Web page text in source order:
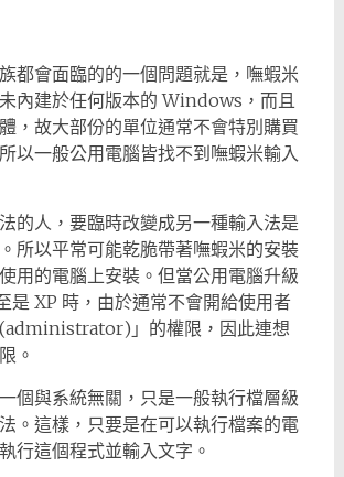
都會面臨的的一個問題就是，嘸蝦米
內建於任何版本的 Windows，而且
，故大部份的單位通常不會特別購買
以一般公用電腦皆找不到嘸蝦米輸入
的人，要臨時改變成另一種輸入法是
所以平常可能乾脆帶著嘸蝦米的安裝
用的電腦上安裝。但當公用電腦升級
是 XP 時，由於通常不會開給使用者
(administrator)」的權限，因此連想
。
個與系統無關，只是一般執行檔層級
。這樣，只要是在可以執行檔案的電
行這個程式並輸入文字。